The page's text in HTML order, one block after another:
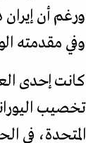
ورغم أن
وفي مقدمته
كانت إحدى
تخصيب
المتحدة، في